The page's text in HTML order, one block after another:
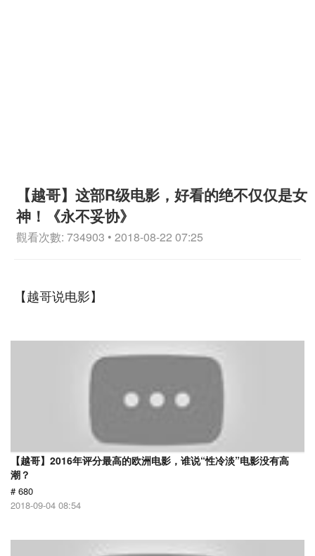
【越哥】这部R级电影，好看的绝不仅仅是女
神！《永不妥协》
觀看次數: 734903 • 2018-08-22 07:25
【越哥说电影】
【越哥】2016年评分最高的欧洲电影，谁说“性冷淡”电影没有高
潮？
# 680
2018-09-04 08:54